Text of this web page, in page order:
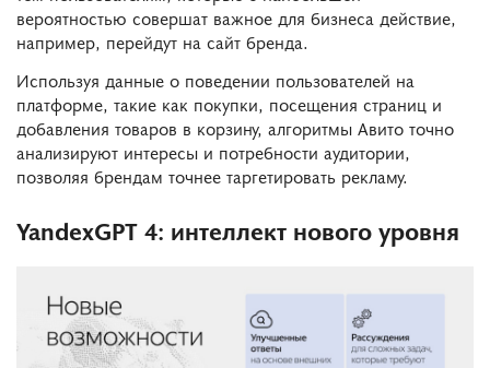
вероятностью совершат важное для бизнеса действие,
например, перейдут на сайт бренда.
Используя данные о поведении пользователей на
платформе, такие как покупки, посещения страниц и
добавления товаров в корзину, алгоритмы Авито точно
анализируют интересы и потребности аудитории,
позволяя брендам точнее таргетировать рекламу.
YandexGPT 4: интеллект нового уровня